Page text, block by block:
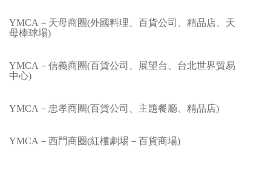
YMCA－天母商圈(外國料理、百貨公司、精品店、天
母棒球場)
YMCA－信義商圈(百貨公司、展望台、台北世界貿易
中心)
YMCA－忠孝商圈(百貨公司、主題餐廳、精品店)
YMCA－西門商圈(紅樓劇埸－百貨商場)